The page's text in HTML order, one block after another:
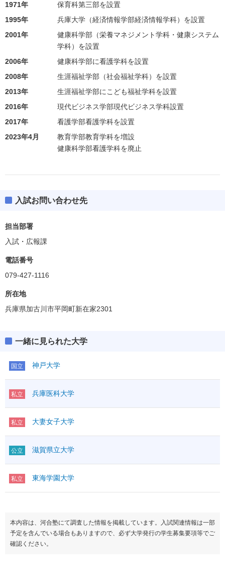
1971年
保育科第三部を設置
1995年
兵庫大学（経済情報学部経済情報学科）を設置
2001年
健康科学部（栄養マネジメント学科・健康システム
学科）を設置
2006年
健康科学部に看護学科を設置
2008年
生涯福祉学部（社会福祉学科）を設置
2013年
生涯福祉学部にこども福祉学科を設置
2016年
現代ビジネス学部現代ビジネス学科設置
2017年
看護学部看護学科を設置
2023年4月
教育学部教育学科を増設
健康科学部看護学科を廃止
入試お問い合わせ先
担当部署
入試・広報課
電話番号
079-427-1116
所在地
兵庫県加古川市平岡町新在家2301
一緒に見られた大学
国立 神戸大学
私立 兵庫医科大学
私立 大妻女子大学
公立 滋賀県立大学
私立 東海学園大学
本内容は、河合塾にて調査した情報を掲載しています。入試関連情報は一部
予定を含んでいる場合もありますので、必ず大学発行の学生募集要項等でご
確認ください。